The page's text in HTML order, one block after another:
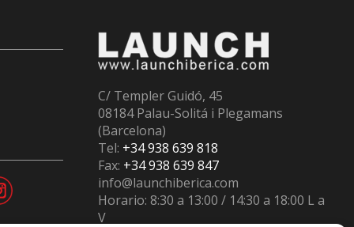
C/ Templer Guidó, 45
08184 Palau-Solitá i Plegamans
(Barcelona)
Tel: +34 938 639 818
Fax: +34 938 639 847
info@launchiberica.com
Horario: 8:30 a 13:00 / 14:30 a 18:00 L a
V